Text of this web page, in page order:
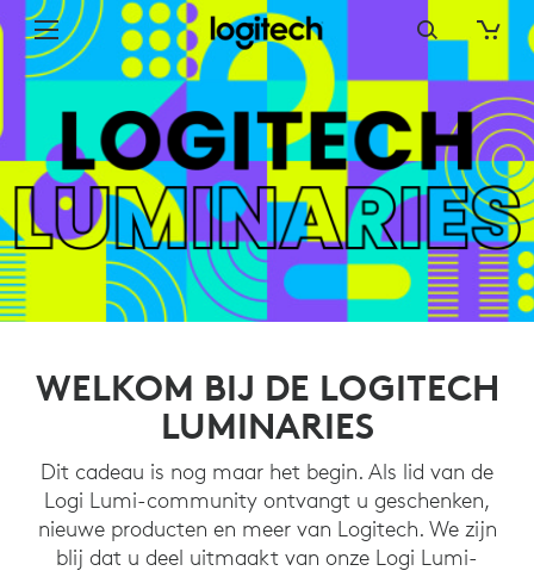
WELKOM
BIJ
DE
LOGI
LUMINARIES
WELKOM BIJ DE LOGITECH
LUMINARIES
Dit cadeau is nog maar het begin. Als lid van de
Logi Lumi-community ontvangt u geschenken,
nieuwe producten en meer van Logitech. We zijn
blij dat u deel uitmaakt van onze Logi Lumi-